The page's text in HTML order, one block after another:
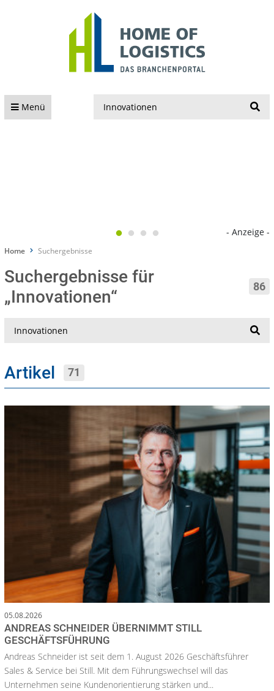
Menü
- Anzeige -
Home Suchergebnisse
Suchergebnisse für
„Innovationen“
86
Artikel 71
05.08.2026
ANDREAS SCHNEIDER ÜBERNIMMT STILL
GESCHÄFTSFÜHRUNG
Andreas Schneider ist seit dem 1. August 2026 Geschäftsführer
Sales & Service bei Still. Mit dem Führungswechsel will das
Unternehmen seine Kundenorientierung stärken und...